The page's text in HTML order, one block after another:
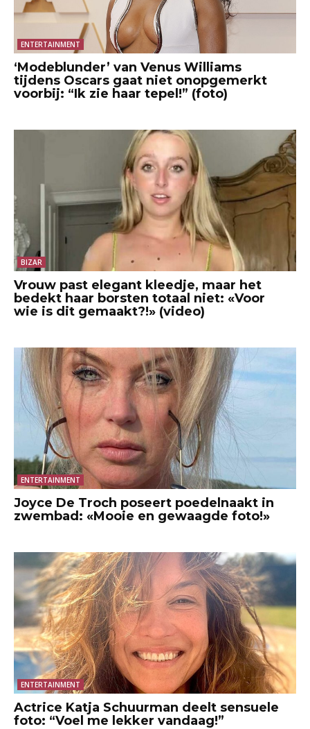
ENTERTAINMENT
‘Modeblunder’ van Venus Williams
tijdens Oscars gaat niet onopgemerkt
voorbij: “Ik zie haar tepel!” (foto)
BIZAR
Vrouw past elegant kleedje, maar het
bedekt haar borsten totaal niet: «Voor
wie is dit gemaakt?!» (video)
ENTERTAINMENT
Joyce De Troch poseert poedelnaakt in
zwembad: «Mooie en gewaagde foto!»
ENTERTAINMENT
Actrice Katja Schuurman deelt sensuele
foto: “Voel me lekker vandaag!”